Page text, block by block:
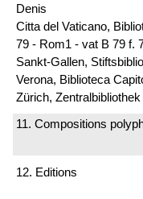
Denis
Citta del Vaticano,
79 - Rom1 - vat B 79 f.
Sankt-Gallen,
Verona, Biblioteca
Zürich,
11. Compositions
12. Editions